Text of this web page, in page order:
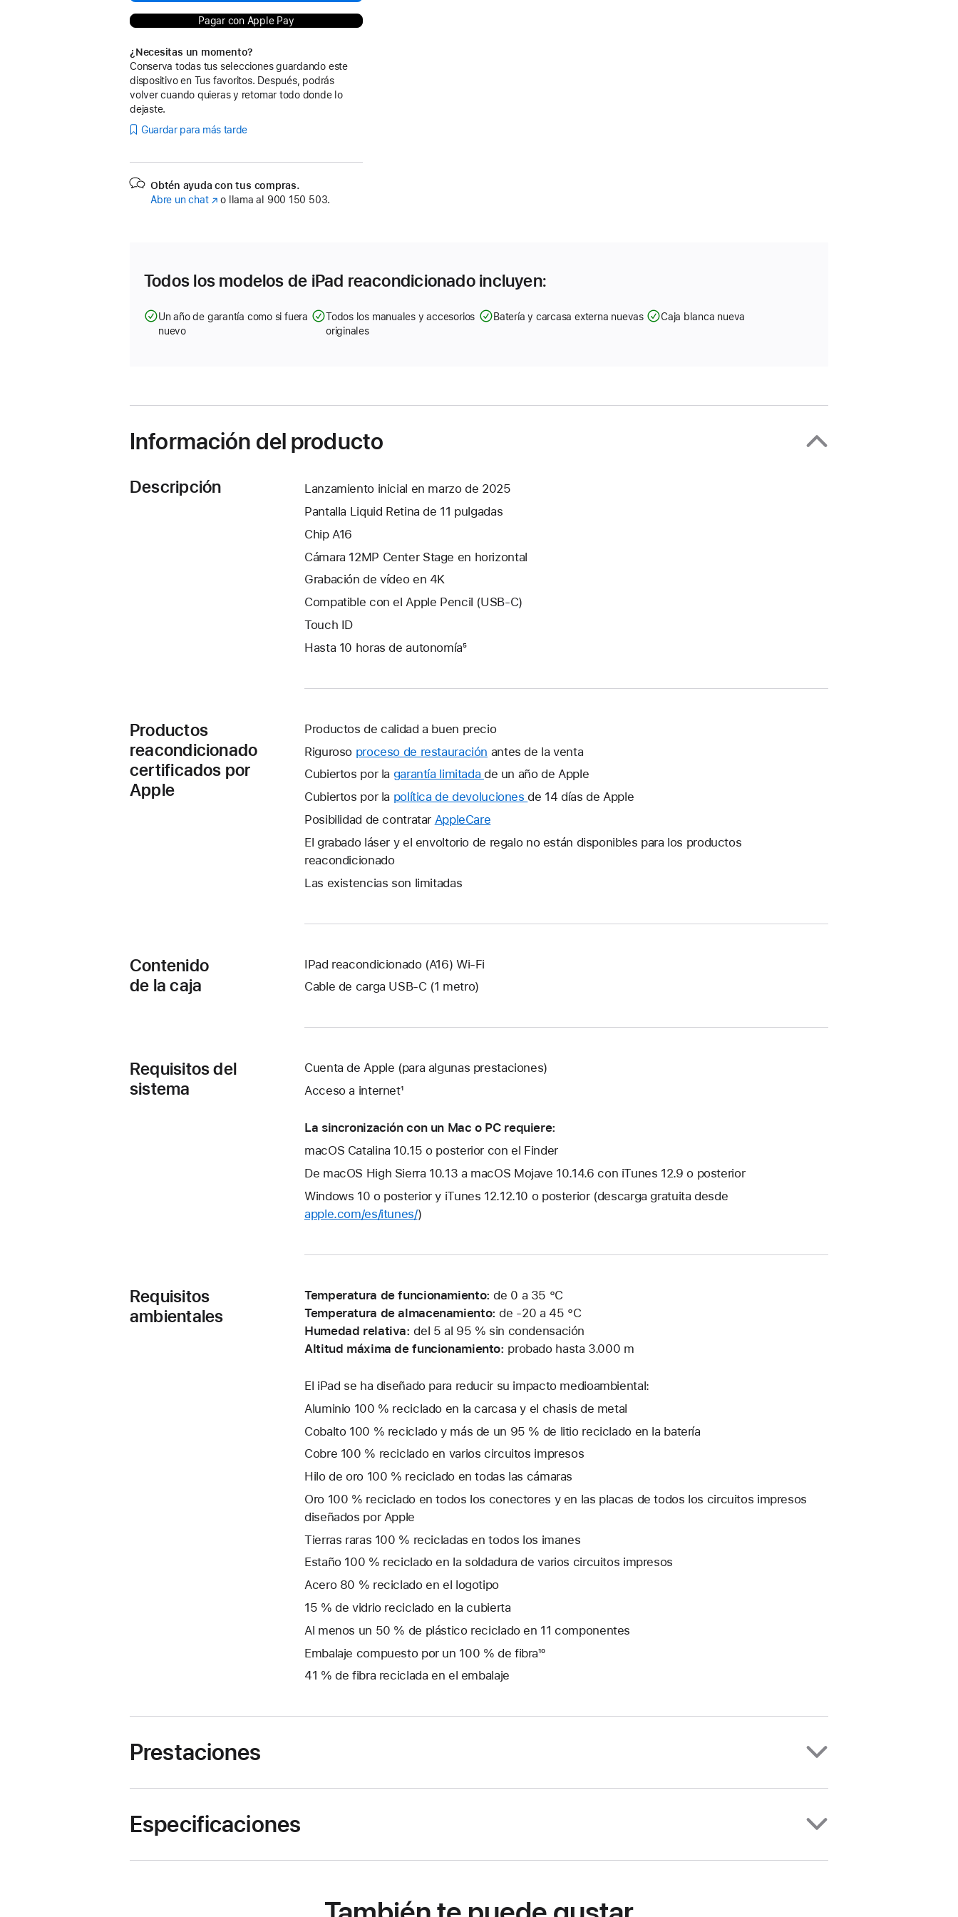
Pagar con Apple Pay
¿Necesitas un momento?
Conserva todas tus selecciones guardando este
dispositivo en Tus favoritos. Después, podrás
volver cuando quieras y retomar todo donde lo
dejaste.
Guardar para más tarde
Obtén ayuda con tus compras.
Abre un chat(Seo llama al 900 150 503.
Todos los modelos de iPad reacondicionado incluyen:
Un año de garantía como si fuera
nuevo
Todos los manuales y accesorios
originales
Batería y carcasa externa nuevas Caja blanca nueva
Información del producto
Descripción
Lanzamiento inicial en marzo de 2025
Pantalla Liquid Retina de 11 pulgadas
Chip A16
Cámara 12MP Center Stage en horizontal
Grabación de vídeo en 4K
Compatible con el Apple Pencil (USB‑C)
Touch ID
Hasta 10 horas de autonomía⁵
Productos
reacondicionado
certificados por
Apple
Productos de calidad a buen precio
Riguroso proceso de restauración antes de la venta
Cubiertos por la garantía limitada Se
abrirá
ventana
nueva.
de un año de Apple
Cubiertos por la política de devoluciones Se
ventana
de 14 días de Apple
Posibilidad de contratar AppleCare
abrirá
El grabado láser y el envoltorio de regalo no están disponibles para los productos
reacondicionado
Las existencias son limitadas
Contenido
de la caja
IPad reacondicionado (A16) Wi-Fi
Cable de carga USB‑C (1 metro)
Requisitos del
sistema
Cuenta de Apple (para algunas prestaciones)
Acceso a internet¹
La sincronización con un Mac o PC requiere:
macOS Catalina 10.15 o posterior con el Finder
De macOS High Sierra 10.13 a macOS Mojave 10.14.6 con iTunes 12.9 o posterior
Windows 10 o posterior y iTunes 12.12.10 o posterior (descarga gratuita desde
apple.com/es/itunes/)
Requisitos
ambientales
Temperatura de funcionamiento: de 0 a 35 °C
Temperatura de almacenamiento: de -20 a 45 °C
Humedad relativa: del 5 al 95 % sin condensación
Altitud máxima de funcionamiento: probado hasta 3.000 m
El iPad se ha diseñado para reducir su impacto medioambiental:
Aluminio 100 % reciclado en la carcasa y el chasis de metal
Cobalto 100 % reciclado y más de un 95 % de litio reciclado en la batería
Cobre 100 % reciclado en varios circuitos impresos
Hilo de oro 100 % reciclado en todas las cámaras
Oro 100 % reciclado en todos los conectores y en las placas de todos los circuitos impresos
diseñados por Apple
Tierras raras 100 % recicladas en todos los imanes
Estaño 100 % reciclado en la soldadura de varios circuitos impresos
Acero 80 % reciclado en el logotipo
15 % de vidrio reciclado en la cubierta
Al menos un 50 % de plástico reciclado en 11 componentes
Embalaje compuesto por un 100 % de fibra¹⁰
41 % de fibra reciclada en el embalaje
Prestaciones
Especificaciones